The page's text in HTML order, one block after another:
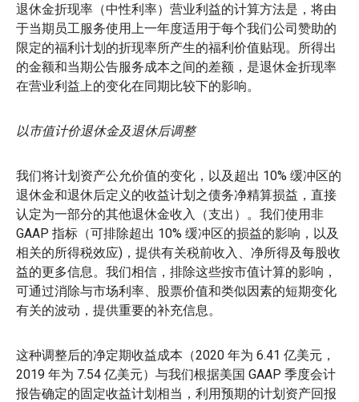
退休金折现率（中性利率）营业利益的计算方法是，将由
于当期员工服务使用上一年度适用于每个我们公司赞助的
限定的福利计划的折现率所产生的福利价值贴现。所得出
的金额和当期公告服务成本之间的差额，是退休金折现率
在营业利益上的变化在同期比较下的影响。
以市值计价退休金及退休后调整
我们将计划资产公允价值的变化，以及超出 10% 缓冲区的
退休金和退休后定义的收益计划之债务净精算损益，直接
认定为一部分的其他退休金收入（支出）。我们使用非
GAAP 指标（可排除超出 10% 缓冲区的损益的影响，以及
相关的所得税效应)，提供有关税前收入、净所得及每股收
益的更多信息。我们相信，排除这些按市值计算的影响，
可通过消除与市场利率、股票价值和类似因素的短期变化
有关的波动，提供重要的补充信息。
这种调整后的净定期收益成本（2020 年为 6.41 亿美元，
2019 年为 7.54 亿美元）与我们根据美国 GAAP 季度会计
报告确定的固定收益计划相当，利用预期的计划资产回报